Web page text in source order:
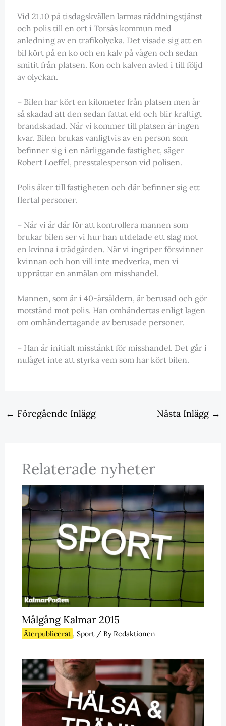
Vid 21.10 på tisdagskvällen larmas räddningstjänst
och polis till en ort i Torsås kommun med
anledning av en trafikolycka. Det visade sig att en
bil kört på en ko och en kalv på vägen och sedan
smitit från platsen. Kon och kalven avled i till följd
av olyckan.
– Bilen har kört en kilometer från platsen men är
så skadad att den sedan fattat eld och blir kraftigt
brandskadad. När vi kommer till platsen är ingen
kvar. Bilen brukas vanligtvis av en person som
befinner sig i en närliggande fastighet, säger
Robert Loeffel, presstalesperson vid polisen.
Polis åker till fastigheten och där befinner sig ett
flertal personer.
– När vi är där för att kontrollera mannen som
brukar bilen ser vi hur han utdelade ett slag mot
en kvinna i trädgården. När vi ingriper försvinner
kvinnan och hon vill inte medverka, men vi
upprättar en anmälan om misshandel.
Mannen, som är i 40-årsåldern, är berusad och gör
motstånd mot polis. Han omhändertas enligt lagen
om omhändertagande av berusade personer.
– Han är initialt misstänkt för misshandel. Det går i
nuläget inte att styrka vem som har kört bilen.
← Föregående Inlägg Nästa Inlägg →
Relaterade nyheter
Målgång Kalmar 2015
Återpublicerat , Sport/ ByRedaktionen